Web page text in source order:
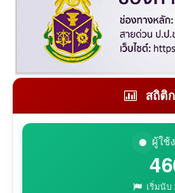
สถิติ
ผู้ใช้
เริ่มนับ